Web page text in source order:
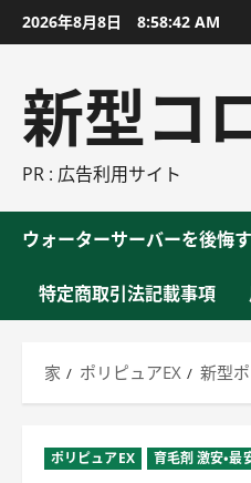
ン
2026年8月8日 8:58:43 AM
新型コ
PR : 広告利用サイト
ウォーターサーバーを後悔
特定商取引法記載事項
家 ポリピュアEX 新型
ポリピュアEX 育毛剤 激安・最